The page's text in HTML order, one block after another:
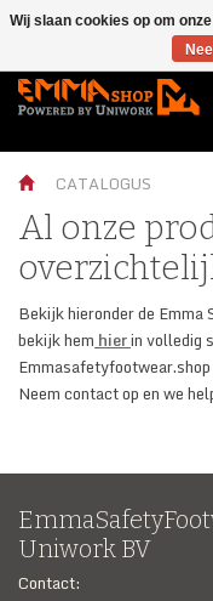
Terug
VEILIGHEIDSSCHOENEN
S1P
S2
S3
O2
O3
CIRCULAIR
Terug
INDUSTRIEËN
OIL & GAS
CHEMIE
BOUW
METAAL
VOEDING
ELECTRONICA
SECURITY & SERVICES
Terug
TECHNOLOGIEËN
HYDRO CONTROL
CONTACT MANAGEMENT
Terug
DUURZAAMHEID
De Circulaire Collectie
Convenant Duurzame
Duurzame Productie bij
Sustainable Development
CATALOGUS
Al onze
Bekijk hieronder de
bekijk hemhierin volledig
Neem contact op en we
Uniwork BV
Contact:
Wij slaan cookies op om
Nee